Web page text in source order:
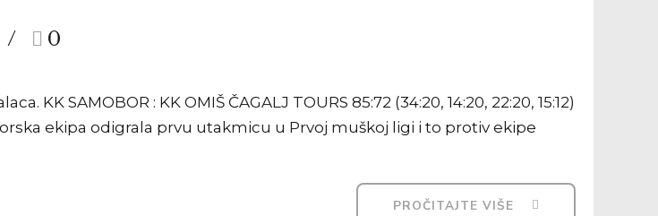
0
SAMOBOR : KK OMIŠ ČAGALJ TOURS 85:72 (34:20, 14:20, 22:20, 15:12)
ekipa odigrala prvu utakmicu u Prvoj muškoj ligi i to protiv ekipe
PROČITAJTE VIŠE